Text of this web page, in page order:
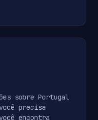
sobre Portugal
precisa
encontra